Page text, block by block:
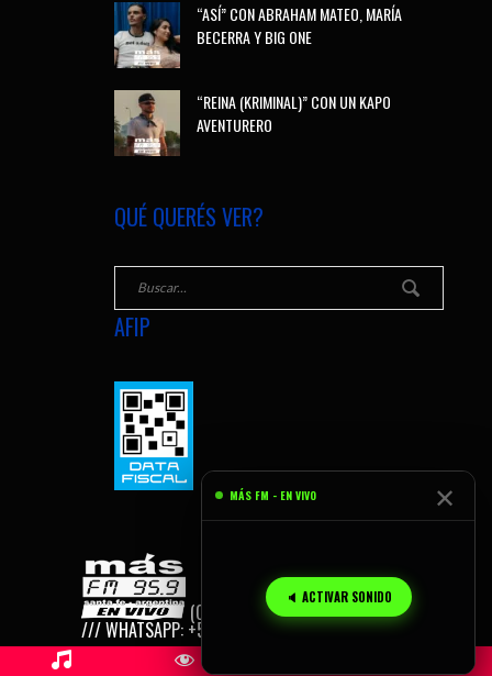
“ASÍ” CON ABRAHAM MATEO, MARÍA
BECERRA Y BIG ONE
“REINA (KRIMINAL)” CON UN KAPO
AVENTURERO
QUÉ QUERÉS VER?
AFIP
(C) 2026 MÁS FM, SANTA FE - AR
/// WHATSAPP: +54 9 342 155 165 959.
MÁS FM - EN VIVO ✕
🔈 ACTIVAR SONIDO